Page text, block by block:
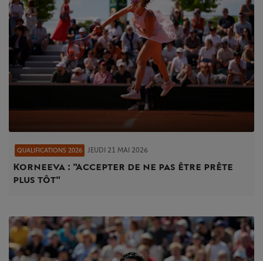
QUALIFICATIONS 2026 JEUDI 21 MAI 2026
Korneeva : "Accepter de ne pas être prête
plus tôt"